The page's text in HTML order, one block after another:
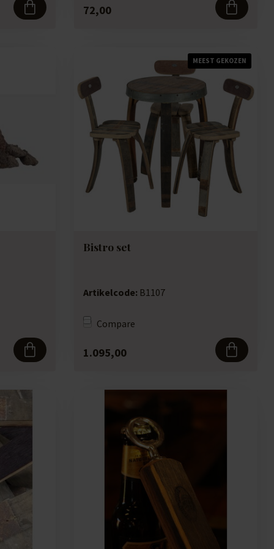
72,00
MEEST GEKOZEN
Bistro set
Artikelcode: B1107
Compare
1.095,00